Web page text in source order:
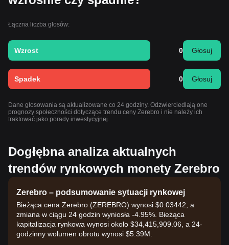
Łączna liczba głosów:
Wzrost 0 Głosuj
Spadek 0 Głosuj
Dane głosowania są aktualizowane co 24 godziny. Odzwierciedlają one
prognozy społeczności dotyczące trendu ceny Zerebro i nie należy ich
traktować jako porady inwestycyjnej.
Dogłębna analiza aktualnych
trendów rynkowych monety Zerebro
Zerebro – podsumowanie sytuacji rynkowej
Bieżąca cena Zerebro (ZEREBRO) wynosi $0.03442, a
zmiana w ciągu 24 godzin wyniosła -4.95%. Bieżąca
kapitalizacja rynkowa wynosi około $34,415,909.06, a 24-
godzinny wolumen obrotu wynosi $5.39M.